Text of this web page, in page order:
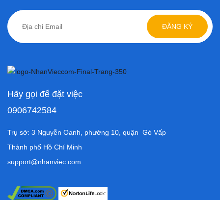
ĐĂNG KÝ
Hãy gọi để đặt việc
0906742584
Trụ sở: 3 Nguyễn Oanh, phường 10, quận Gò Vấp
Thành phố Hồ Chí Minh
support@nhanviec.com